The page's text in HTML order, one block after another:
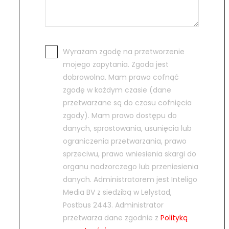
Wyrażam zgodę na przetworzenie
mojego zapytania. Zgoda jest
dobrowolna. Mam prawo cofnąć
zgodę w każdym czasie (dane
przetwarzane są do czasu cofnięcia
zgody). Mam prawo dostępu do
danych, sprostowania, usunięcia lub
ograniczenia przetwarzania, prawo
sprzeciwu, prawo wniesienia skargi do
organu nadzorczego lub przeniesienia
danych. Administratorem jest Inteligo
Media BV z siedzibą w Lelystad,
Postbus 2443. Administrator
przetwarza dane zgodnie z Polityką